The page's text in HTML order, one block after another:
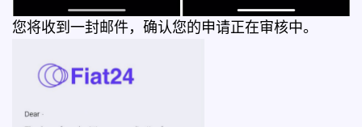
您将收到一封邮件，确认您的申请正在审核中。